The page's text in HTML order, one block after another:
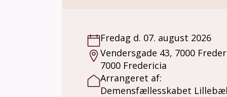
Fredag d. 07. august 2026
Vendersgade 43, 7000
7000 Fredericia
Arrangeret af:
Demensfællesskabet